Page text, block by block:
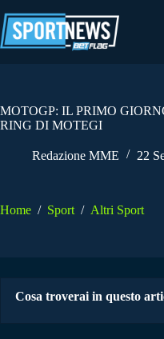
al
contenuto
MOTOGP: IL PRIMO
RING DI MOTEGI
Redazione MME 22
Home / Sport / Altri Sport
Cosa troverai in questo